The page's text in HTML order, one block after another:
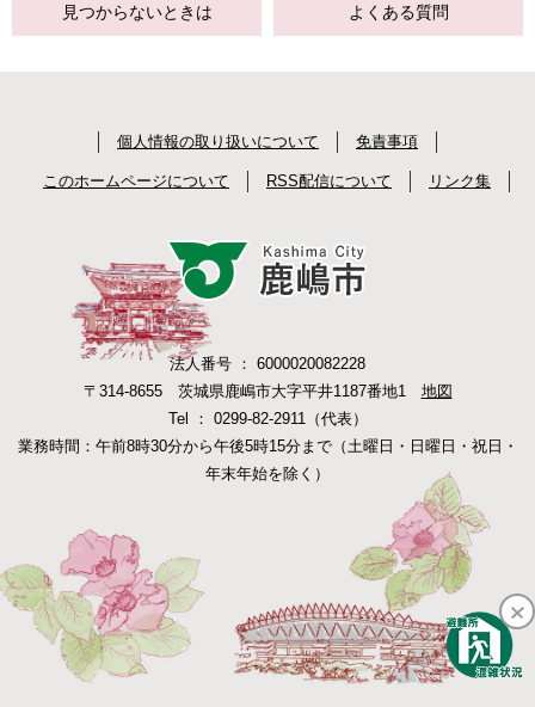
見つからないときは よくある質問
個人情報の取り扱いについて 免責事項
このホームページについて RSS配信について リンク集
法人番号 ： 6000020082228
〒314-8655 茨城県鹿嶋市大字平井1187番地1 地図
Tel ： 0299-82-2911（代表）
業務時間：午前8時30分から午後5時15分まで（土曜日・日曜日・祝日・
年末年始を除く）